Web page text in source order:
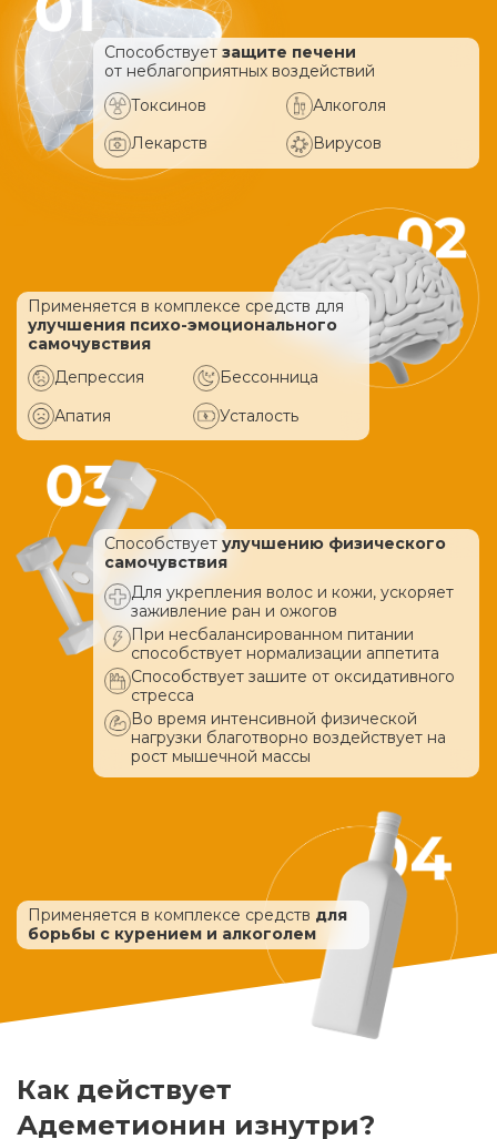
Способствует защите печени
от неблагоприятных воздействий
Токсинов
Алкоголя
Лекарств
Вирусов
Применяется в комплексе средств для
улучшения психо-эмоционального
самочувствия
Депрессия
Бессонница
Апатия
Усталость
Способствует улучшению физического
самочувствия
Для укрепления волос и кожи, ускоряет
заживление ран и ожогов
При несбалансированном питании
способствует нормализации аппетита
Способствует зашите от оксидативного
стресса
Во время интенсивной физической
нагрузки благотворно воздействует на
рост мышечной массы
Применяется в комплексе средств для
борьбы с курением и алкоголем
Как действует
Адеметионин изнутри?